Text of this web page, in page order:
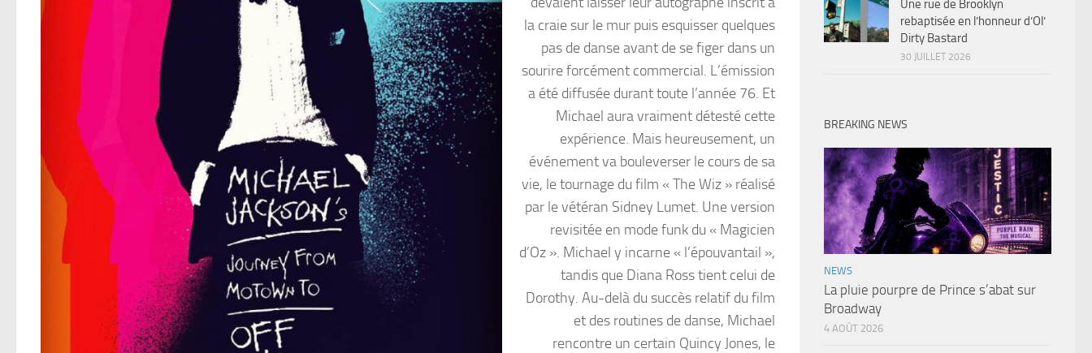
la craie sur le mur puis esquisser quelques
pas de danse avant de se figer dans un
sourire forcément commercial. L’émission
a été diffusée durant toute l’année 76. Et
Michael aura vraiment détesté cette
expérience. Mais heureusement, un
événement va bouleverser le cours de sa
vie, le tournage du film « The Wiz » réalisé
par le vétéran Sidney Lumet. Une version
revisitée en mode funk du « Magicien
d’Oz ». Michael y incarne « l’épouvantail »,
tandis que Diana Ross tient celui de
Dorothy. Au-delà du succès relatif du film
et des routines de danse, Michael
rencontre un certain Quincy Jones, le
Une rue de Brooklyn
rebaptisée en l’honneur d’Ol’
Dirty Bastard
30 JUILLET 2026
BREAKING NEWS
NEWS
La pluie pourpre de Prince s’abat sur
Broadway
4 AOÛT 2026